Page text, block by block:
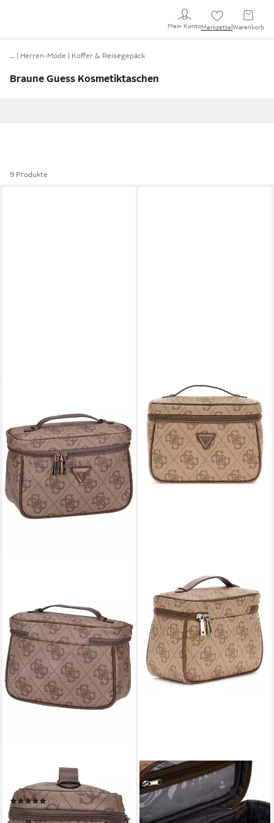
Mein KontoMerkzettel Warenkorb
… Herren-Mode Koffer & Reisegepäck
Braune Guess Kosmetiktaschen
9 Produkte
Kulturbeutel Berta Train
(1)
ab 80,00 €
GUESS
Kosmetiktasche Toiletry
Train Case
80,00 €
in 2-3 Werktagen bei dir